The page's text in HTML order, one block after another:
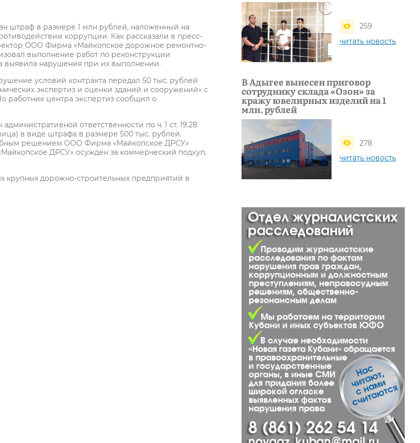
штраф в размере 1 млн рублей, наложенный на
коррупции. Как рассказали в пресс-
ООО Фирма «Майкопское дорожное ремонтно-
выполнение работ по реконструкции
выявила нарушения при их выполнении.
условий контракта передал 50 тыс. рублей
экспертиз и оценки зданий и сооружений» с
работник центра экспертиз сообщил о
ответственности по ч. 1 ст. 19.28
в виде штрафа в размере 500 тыс. рублей.
решением ООО Фирма «Майкопское ДРСУ»
ДРСУ» осужден за коммерческий подкуп,
дорожно-строительных предприятий в
259
читать новость
В Адыгее вынесен приговор
сотруднику склада «Озон» за
кражу ювелирных изделий на 1
млн. рублей
278
читать новость